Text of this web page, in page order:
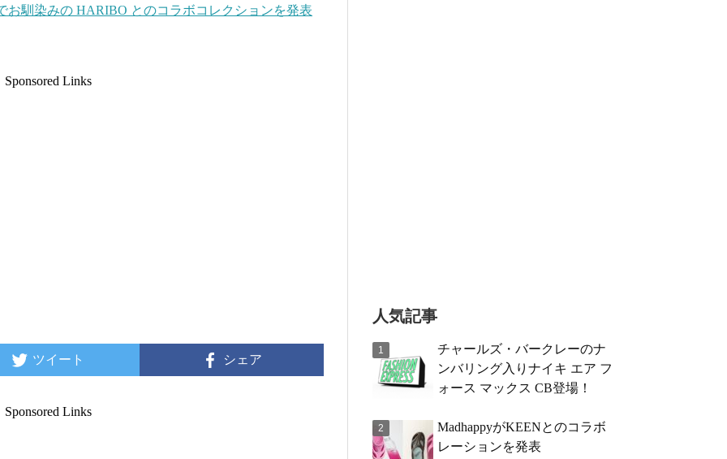
お馴染みの HARIBO とのコラボコレクションを発表
Sponsored Links
ツイート シェア
Sponsored Links
人気記事
チャールズ・バークレーのナ
ンバリング入りナイキ エア フ
ォース マックス CB登場！
MadhappyがKEENとのコラボ
レーションを発表